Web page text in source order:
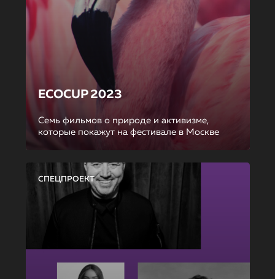
ECOCUP 2023
Семь фильмов о природе и активизме,
которые покажут на фестивале в Москве
СПЕЦПРОЕКТ